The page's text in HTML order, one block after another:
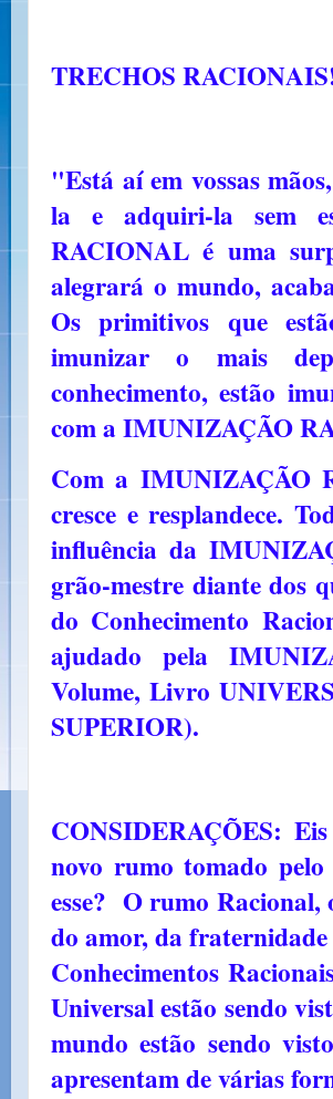
TRECHOS
"Está aí em vossas
la e adquiri-la sem
RACIONAL é uma
alegrará o mundo,
Os primitivos que
imunizar o mais
conhecimento, estão
com a IMUNIZAÇÃO
Com a IMUNIZAÇÃO
cresce e resplandece.
influência da
grão-mestre diante dos
do Conhecimento
ajudado pela
Volume, Livro
SUPERIOR).
CONSIDERAÇÕES:
novo rumo tomado
esse? O rumo
do amor, da
Conhecimentos
Universal estão sendo
mundo estão sendo
apresentam de várias